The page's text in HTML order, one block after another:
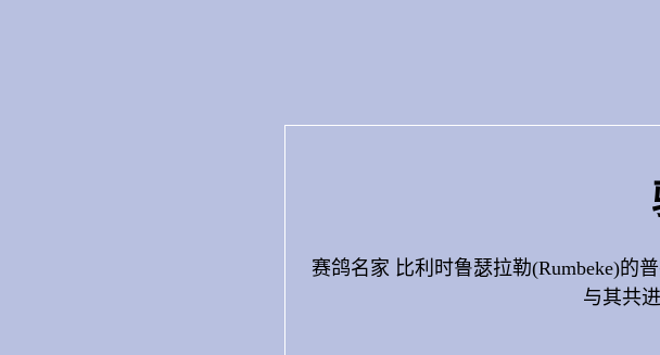
赛鸽名家 比利时鲁瑟拉勒(Rumbeke)的
与其共